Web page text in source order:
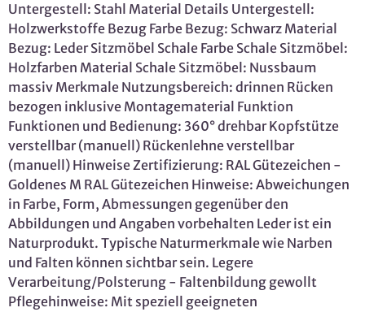
Untergestell: Stahl Material Details Untergestell:
Holzwerkstoffe Bezug Farbe Bezug: Schwarz Material
Bezug: Leder Sitzmöbel Schale Farbe Schale Sitzmöbel:
Holzfarben Material Schale Sitzmöbel: Nussbaum
massiv Merkmale Nutzungsbereich: drinnen Rücken
bezogen inklusive Montagematerial Funktion
Funktionen und Bedienung: 360° drehbar Kopfstütze
verstellbar (manuell) Rückenlehne verstellbar
(manuell) Hinweise Zertifizierung: RAL Gütezeichen -
Goldenes M RAL Gütezeichen Hinweise: Abweichungen
in Farbe, Form, Abmessungen gegenüber den
Abbildungen und Angaben vorbehalten Leder ist ein
Naturprodukt. Typische Naturmerkmale wie Narben
und Falten können sichtbar sein. Legere
Verarbeitung/Polsterung - Faltenbildung gewollt
Pflegehinweise: Mit speziell geeigneten